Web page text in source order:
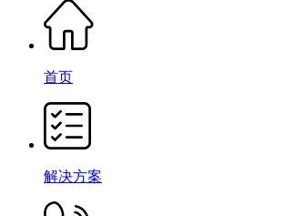
首页
解决方案